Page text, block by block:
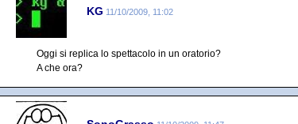
KG 11/10/2009, 11:02
Oggi si replica lo spettacolo in un oratorio?
A che ora?